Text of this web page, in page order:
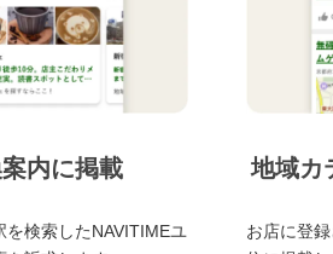
内に掲載
を検索したNAVITIMEユ
地域カ
お店に登